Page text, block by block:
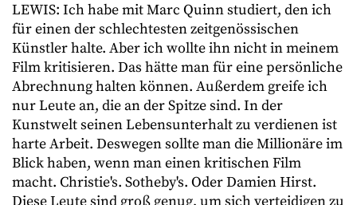
LEWIS: Ich habe mit Marc Quinn studiert, den ich
für einen der schlechtesten zeitgenössischen
Künstler halte. Aber ich wollte ihn nicht in meinem
Film kritisieren. Das hätte man für eine persönliche
Abrechnung halten können. Außerdem greife ich
nur Leute an, die an der Spitze sind. In der
Kunstwelt seinen Lebensunterhalt zu verdienen ist
harte Arbeit. Deswegen sollte man die Millionäre im
Blick haben, wenn man einen kritischen Film
macht. Christie's. Sotheby's. Oder Damien Hirst.